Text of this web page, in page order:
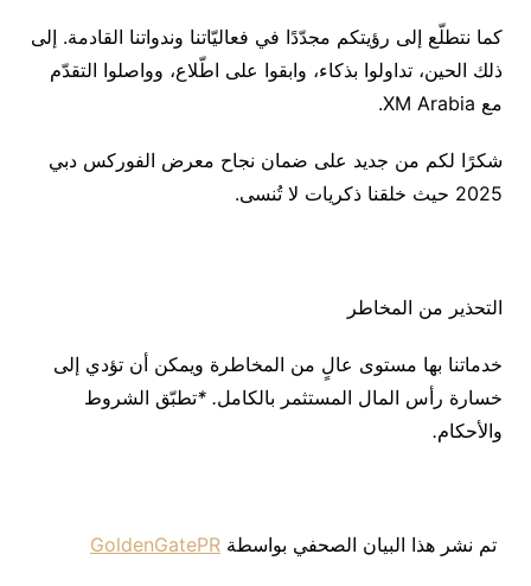
كما نتطلّع إلى رؤيتكم مجدّدًا في فعاليّاتنا وندواتنا القادمة. إلى
ذلك الحين، تداولوا بذكاء، وابقوا على اطّلاع، وواصلوا التقدّم
مع XM Arabia.
شكرًا لكم من جديد على ضمان نجاح معرض الفوركس دبي
2025 حيث خلقنا ذكريات لا تُنسى.
التحذير من المخاطر
خدماتنا بها مستوى عالٍ من المخاطرة ويمكن أن تؤدي إلى
خسارة رأس المال المستثمر بالكامل. *تطبّق الشروط
والأحكام.
تم نشر هذا البيان الصحفي بواسطة GoldenGatePR